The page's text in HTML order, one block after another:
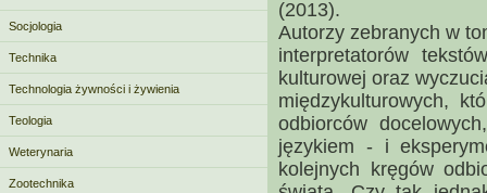
Socjologia
Technika
Technologia żywności i żywienia
Teologia
Weterynaria
Zootechnika
(2013).
Autorzy zebranych w
interpretatorów
kulturowej oraz
międzykulturowych,
odbiorców
językiem - i
kolejnych kręgów